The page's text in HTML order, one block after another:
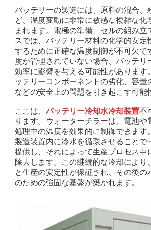
バッテリーの製造には、原料の混合、
ど、温度変動に非常に敏感な複雑な化
まれます。電極の準備、セルの組み立
スでは、バッテリー材料の化学的安定
するために正確な温度制御が不可欠で
度が管理されていない場合、バッテリ
効率に影響を与える可能性があります
ッテリーコンポーネントの劣化、容量
などの安全上の問題を引き起こす可能
ここは、バッテリー冷却水冷却装置不
ります。ウォーターチラーは、電池や
処理中の温度を効果的に制御できます。
製造装置内に冷水を循環させることで
提供し、それによって生産プロセス中
除去します。この継続的な冷却により
と生産の安定性が保証され、その後の
のための強固な基盤が築かれます。